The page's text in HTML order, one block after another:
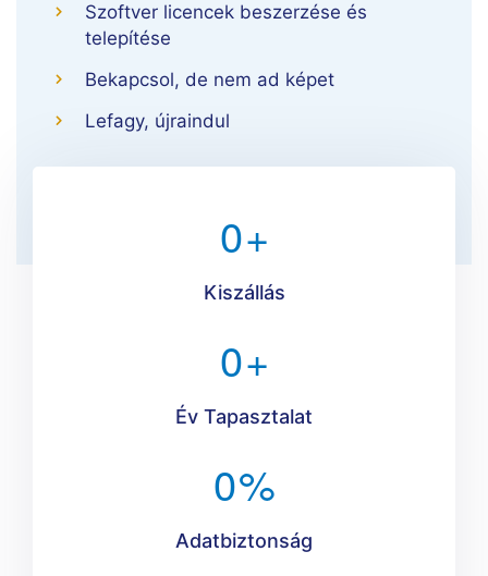
Szoftver licencek beszerzése és
telepítése
Bekapcsol, de nem ad képet
Lefagy, újraindul
0+
Kiszállás
0+
Év Tapasztalat
0%
Adatbiztonság